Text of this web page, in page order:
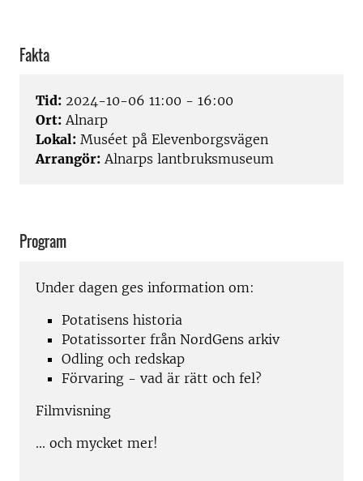
Fakta
Tid: 2024-10-06 11:00 - 16:00
Ort: Alnarp
Lokal: Muséet på Elevenborgsvägen
Arrangör: Alnarps lantbruksmuseum
Program
Under dagen ges information om:
Potatisens historia
Potatissorter från NordGens arkiv
Odling och redskap
Förvaring - vad är rätt och fel?
Filmvisning
... och mycket mer!